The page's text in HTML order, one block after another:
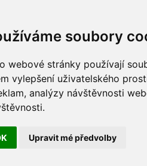
soubory
webové stránky používají
vylepšení uživatelského
analýzy návštěvnosti
Upravit mé předvolby
Děláme Brno větší Příjemné